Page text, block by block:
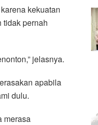
kekuatan
tidak pernah
jelasnya.
apabila
dulu.
merasa